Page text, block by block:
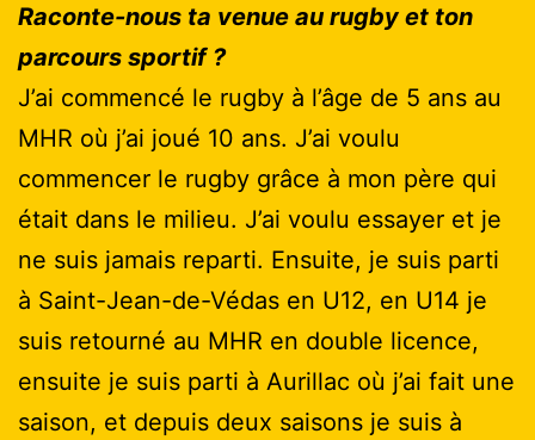
Raconte-nous ta venue au rugby et ton
parcours sportif ?
J’ai commencé le rugby à l’âge de 5 ans au
MHR où j’ai joué 10 ans. J’ai voulu
commencer le rugby grâce à mon père qui
était dans le milieu. J’ai voulu essayer et je
ne suis jamais reparti. Ensuite, je suis parti
à Saint-Jean-de-Védas en U12, en U14 je
suis retourné au MHR en double licence,
ensuite je suis parti à Aurillac où j’ai fait une
saison, et depuis deux saisons je suis à